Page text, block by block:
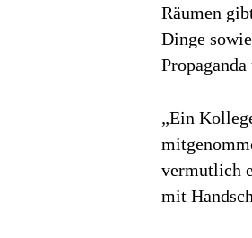
Räumen
Dinge
„Ein
vermutlich
mit